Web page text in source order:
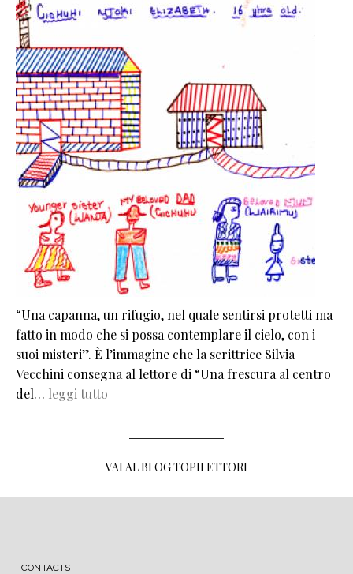
“Una capanna, un rifugio, nel quale sentirsi protetti ma
fatto in modo che si possa contemplare il cielo, con i
suoi misteri”. È l’immagine che la scrittrice Silvia
Vecchini consegna al lettore di “Una frescura al centro
del… leggi tutto
VAI AL BLOG TOPILETTORI
MENU FOOTER
CONTACTS